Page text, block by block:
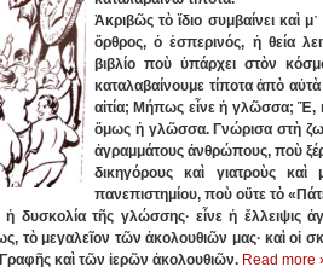
Ἀκριβῶς τὸ ἴδιο συμβαίνει καὶ
ὄρθρος, ὁ ἑσπερινός, ἡ θεία
βιβλίο ποὺ ὑπάρχει στὸν
καταλαβαίνουμε τίποτα ἀπὸ
αἰτία; Μήπως εἶνε ἡ γλῶσσα; Ἔ,
ὅμως ἡ γλῶσσα. Γνώρισα στὴ
ἀγραμμάτους ἀνθρώπους, ποὺ
δικηγόρους καὶ γιατροὺς καὶ
πανεπιστημίου, ποὺ οὔτε τὸ
δυσκολία τῆς γλώσσης· εἶνε ἡ ἔλλειψις
τὸ μεγαλεῖον τῶν ἀκολουθιῶν μας· καὶ οἱ
καὶ τῶν ἱερῶν ἀκολουθιῶν. Read more